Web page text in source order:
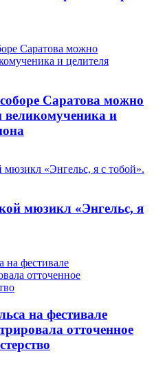
Саратова можно
и
мюзикл «Энгельс, я
на фестивале
отточенное